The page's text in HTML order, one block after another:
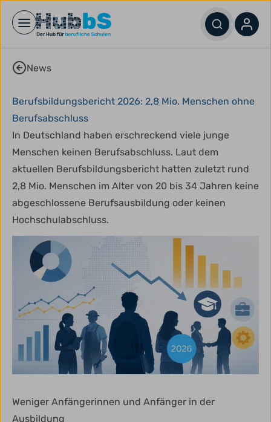
Open main menu
News
Berufsbildungsbericht 2026: 2,8 Mio. Menschen ohne
Berufsabschluss
In Deutschland haben erschreckend viele junge
Menschen keinen Berufsabschluss. Laut dem
aktuellen Berufsbildungsbericht hatten zuletzt rund
2,8 Mio. Menschen im Alter von 20 bis 34 Jahren keine
abgeschlossene Berufsausbildung oder keinen
Hochschulabschluss.
Weniger Anfängerinnen und Anfänger in der
Ausbildung